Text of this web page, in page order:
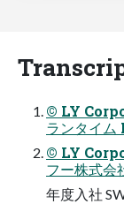
© LY
ランタイム
© LY
フー株式
年度⼊社